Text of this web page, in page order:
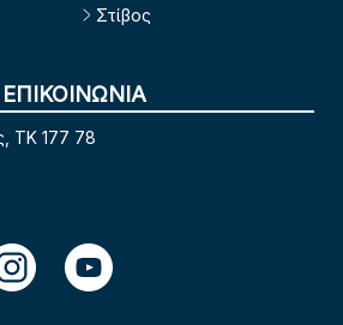
Στίβος
ΕΠΙΚΟΙΝΩΝΙΑ
TK 177 78